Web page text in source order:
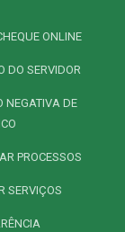
ONLINE
DO SERVIDOR
NEGATIVA DE
PROCESSOS
SERVIÇOS